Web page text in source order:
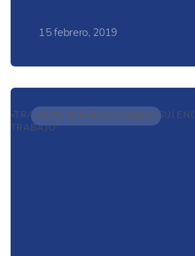
15 febrero, 2019
ÉXITO SUMAMOS EMPLEO
«TRAS LAS PRÁCTICAS CONSEGUÍ
TRABAJO”